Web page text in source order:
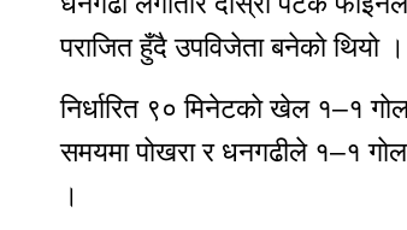
डडेल्धुरा
कैलाली
अछाम
सूचना प्रविधि
पराजित हुँदै उपविजेता बनेकाे थियाे ।
निर्धारित ९० मिनेटकाे खेल १–१
समयमा पाेखरा र धनगढीले १–१
।